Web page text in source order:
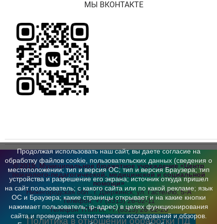
МЫ ВКОНТАКТЕ
© 2019, Муниципальное бюджетное учреждение «Центр
психолого-педагогической, медицинской и социальной
помощи»
Нижегородская обл., г. Дзержинск,ул. Гастелло, 5-А
Телефон:+7 (8313) 26-02-11
Телефон ТПМПК:+7 (8313) 26-62-20
Политика в отношении обработки ПД
Продолжая использовать наш сайт, вы даете согласие на
обработку файлов cookie, пользовательских данных (сведения о
местоположении; тип и версия ОС; тип и версия Браузера; тип
устройства и разрешение его экрана; источник откуда пришел
на сайт пользователь; с какого сайта или по какой рекламе; язык
ОС и Браузера; какие страницы открывает и на какие кнопки
нажимает пользователь; ip-адрес) в целях функционирования
сайта и проведения статистических исследований и обзоров.